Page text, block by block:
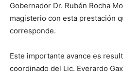
Gobernador Dr. Rubén Rocha
magisterio con esta prestación
corresponde.
Este importante avance es
coordinado del Lic. Everardo